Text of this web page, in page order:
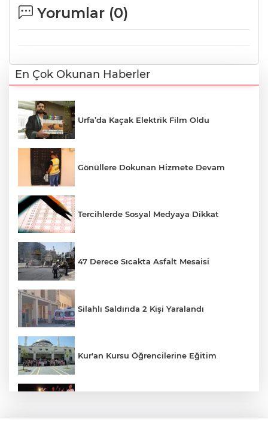
Yorumlar (0)
En Çok Okunan Haberler
Urfa’da Kaçak Elektrik Film Oldu
Gönüllere Dokunan Hizmete Devam
Tercihlerde Sosyal Medyaya Dikkat
47 Derece Sıcakta Asfalt Mesaisi
Silahlı Saldırıda 2 Kişi Yaralandı
Kur'an Kursu Öğrencilerine Eğitim